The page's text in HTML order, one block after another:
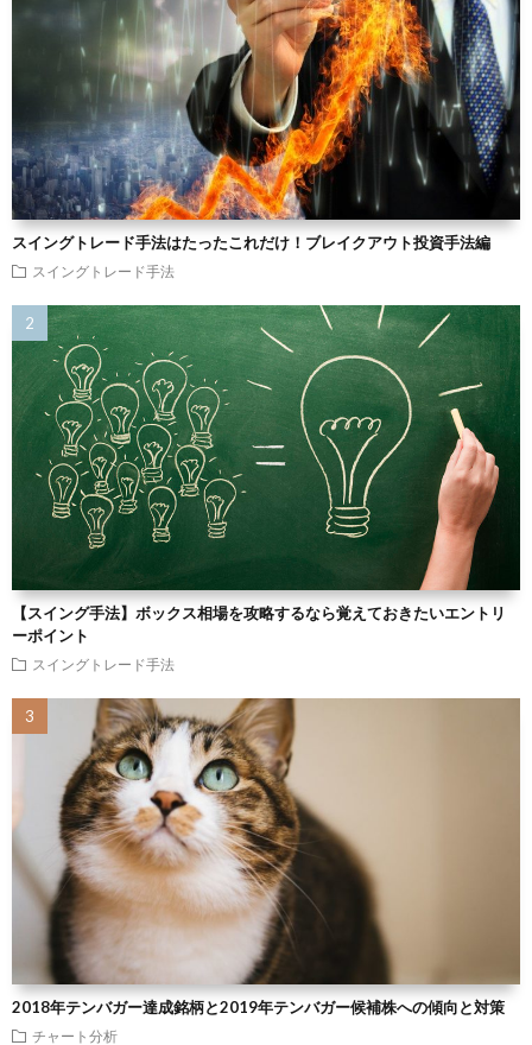
スイングトレード手法はたったこれだけ！ブレイクアウト投資手法編
スイングトレード手法
【スイング手法】ボックス相場を攻略するなら覚えておきたいエントリ
ーポイント
スイングトレード手法
2018年テンバガー達成銘柄と2019年テンバガー候補株への傾向と対策
チャート分析